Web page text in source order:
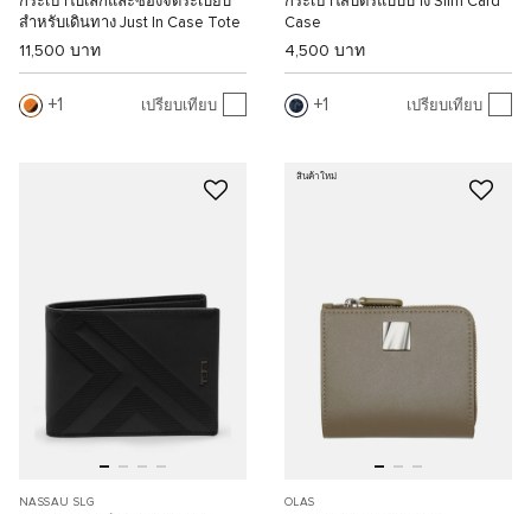
สำหรับเดินทาง Just In Case Tote
11,500 บาท
1 เปรียบเทียบ
Case
4,500 บาท
1 เปรียบเทียบ
NASSAU SLG
สินค้าใหม่
OLAS